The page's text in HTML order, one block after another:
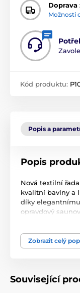
Doprava
Možnosti
Kód produktu:
Popis a
Popis
Nová textilní
kvalitní bavlny a
díky
opravdový
dotek a díky
saunový
naběračkou pro
Zobrazit celý
Související